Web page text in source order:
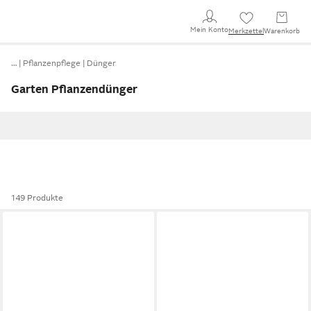
Mein KontoMerkzettel Warenkorb
… Pflanzenpflege Dünger
Garten Pflanzendünger
149 Produkte